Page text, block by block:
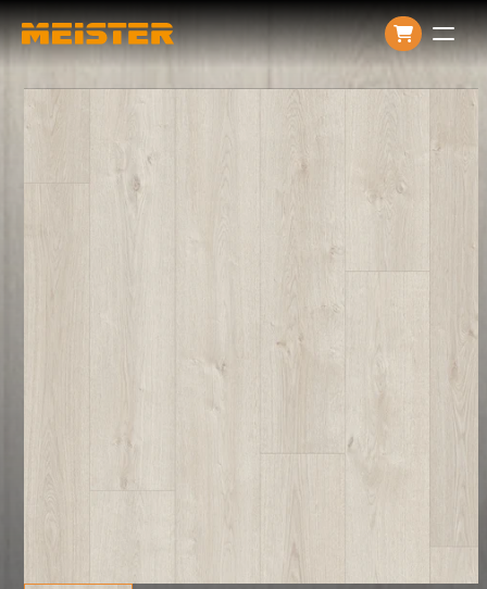
ProductenOver ons